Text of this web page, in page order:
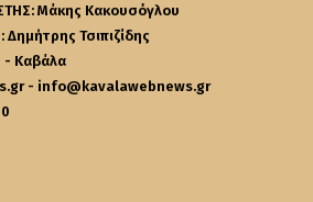
Μάκης Κακουσόγλου
Τσιπιζίδης
- Καβάλα
- info@kavalawebnews.gr